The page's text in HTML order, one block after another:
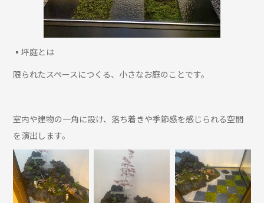
▪︎坪庭とは
限られたスペースにつくる、小さなお庭のことです。
室内や建物の一角に設け、落ち着きや季節感を感じられる空間
を演出します。